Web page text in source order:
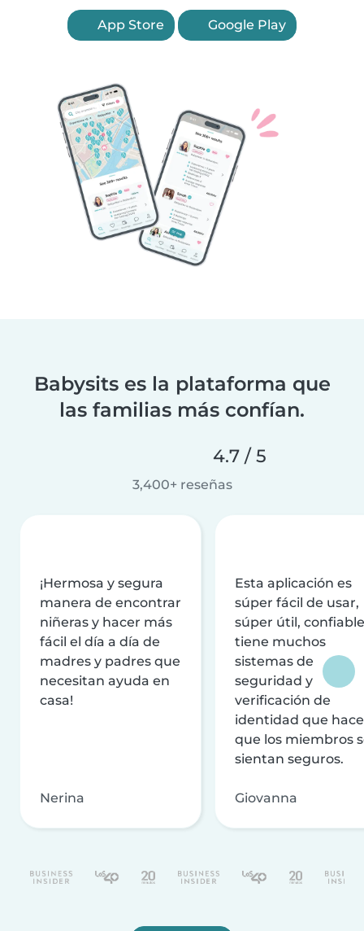
App Store Google Play
Babysits es la plataforma que
las familias más confían.
4.7 / 5
3,400+ reseñas
¡Hermosa y segura
manera de encontrar
niñeras y hacer más
fácil el día a día de
madres y padres que
necesitan ayuda en
casa!
Nerina
Esta aplicación es
súper fácil de usar,
súper útil,
tiene muchos
sistemas de
seguridad y
verificación de
identidad que
que los miembros
sientan seguros.
Giovanna